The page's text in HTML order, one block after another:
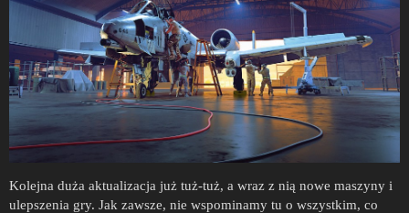
Kolejna duża aktualizacja już tuż-tuż, a wraz z nią nowe maszyny i
ulepszenia gry. Jak zawsze, nie wspominamy tu o wszystkim, co